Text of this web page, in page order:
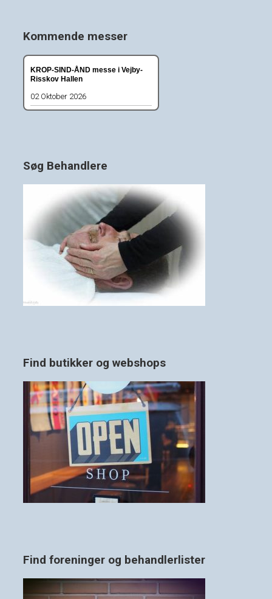
Kommende messer
KROP-SIND-ÅND messe i Vejby-
Risskov Hallen
02 Oktober 2026
Søg Behandlere
Find butikker og webshops
Find foreninger og behandlerlister